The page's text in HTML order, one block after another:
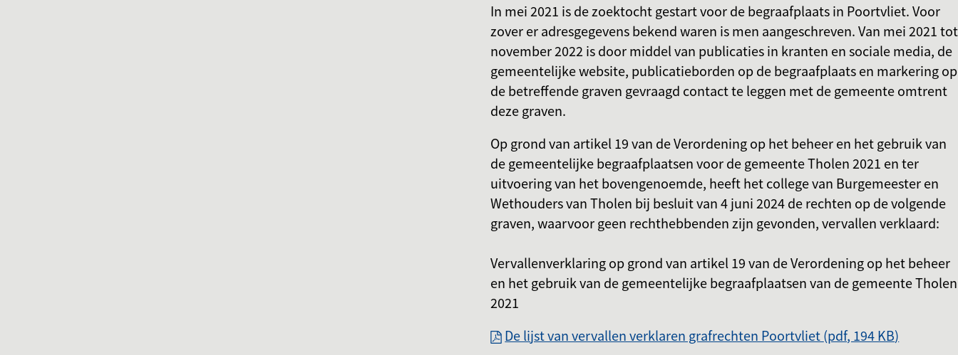
In mei 2021 is de zoektocht gestart voor de begraafplaats in Poortvliet. Voor
zover er adresgegevens bekend waren is men aangeschreven. Van mei 2021 tot
november 2022 is door middel van publicaties in kranten en sociale media, de
gemeentelijke website, publicatieborden op de begraafplaats en markering op
de betreffende graven gevraagd contact te leggen met de gemeente omtrent
deze graven.
Op grond van artikel 19 van de Verordening op het beheer en het gebruik van
de gemeentelijke begraafplaatsen voor de gemeente Tholen 2021 en ter
uitvoering van het bovengenoemde, heeft het college van Burgemeester en
Wethouders van Tholen bij besluit van 4 juni 2024 de rechten op de volgende
graven, waarvoor geen rechthebbenden zijn gevonden, vervallen verklaard:
Vervallenverklaring op grond van artikel 19 van de Verordening op het beheer
en het gebruik van de gemeentelijke begraafplaatsen van de gemeente Tholen
2021
De lijst van vervallen verklaren grafrechten Poortvliet(pdf, 194 KB)